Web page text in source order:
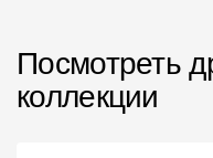
Посмотреть
коллекции